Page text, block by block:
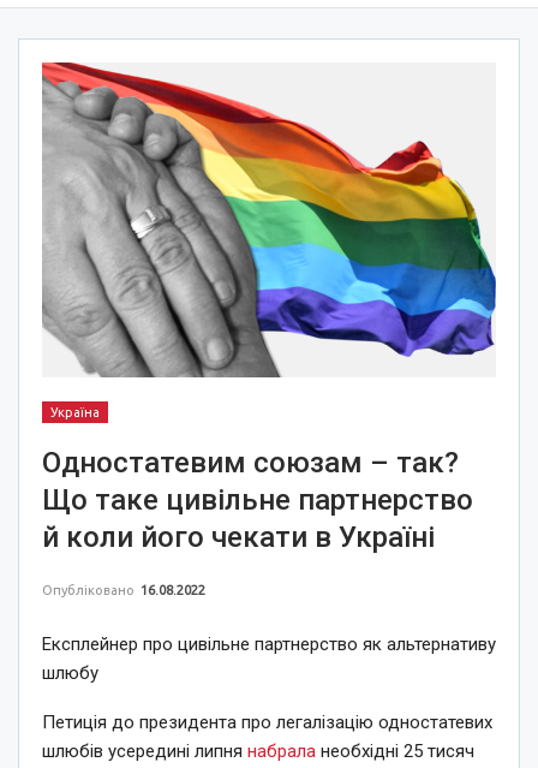
Україна
Одностатевим союзам – так?
Що таке цивільне партнерство
й коли його чекати в Україні
Опубліковано 16.08.2022
Експлейнер про цивільне партнерство як альтернативу
шлюбу
Петиція до президента про легалізацію одностатевих
шлюбів усередині липня набрала необхідні 25 тисяч